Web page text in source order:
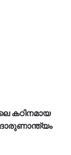
കഠിനമായ